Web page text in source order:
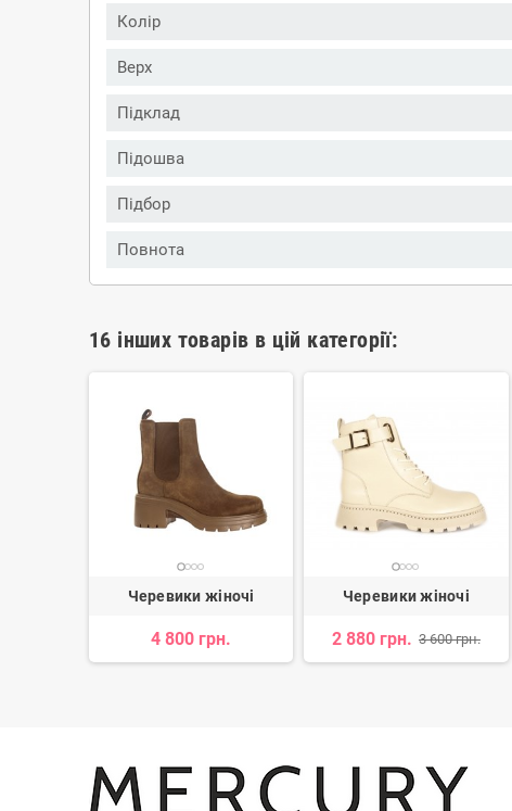
Колір
Верх
Підклад
Підошва
Підбор
Повнота
16 інших товарів в цій категорії:
Черевики жіночі
4 800 грн.
Черевики жіночі
2 880 грн. 3 600 грн.